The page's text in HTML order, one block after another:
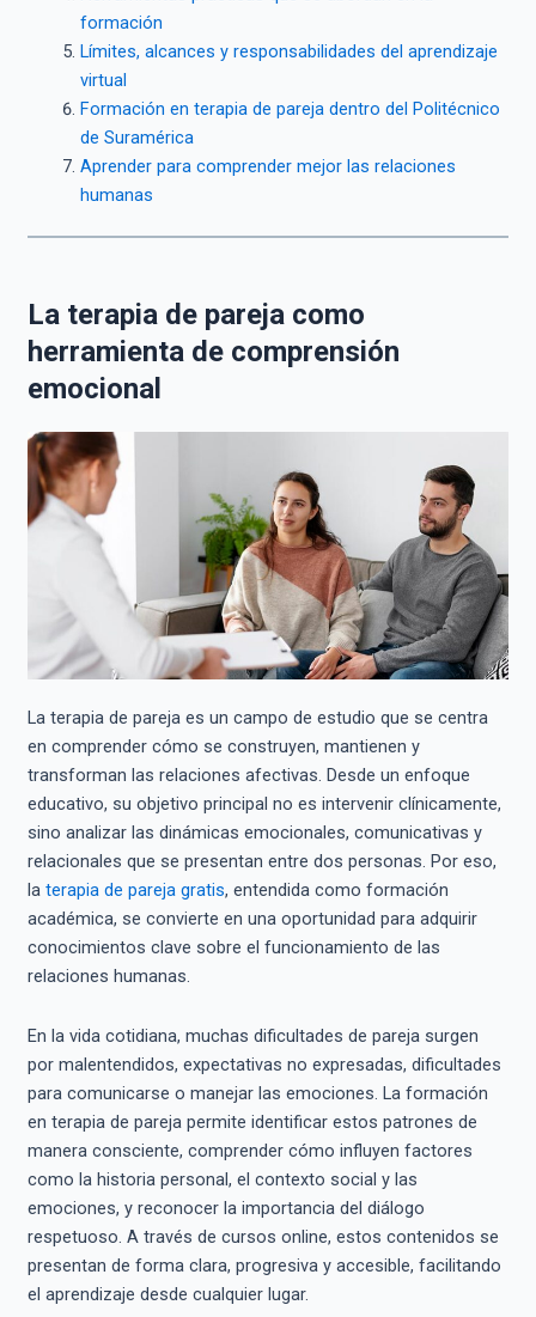
formación
Límites, alcances y responsabilidades del aprendizaje
virtual
Formación en terapia de pareja dentro del Politécnico
de Suramérica
Aprender para comprender mejor las relaciones
humanas
La terapia de pareja como
herramienta de comprensión
emocional
La terapia de pareja es un campo de estudio que se centra
en comprender cómo se construyen, mantienen y
transforman las relaciones afectivas. Desde un enfoque
educativo, su objetivo principal no es intervenir clínicamente,
sino analizar las dinámicas emocionales, comunicativas y
relacionales que se presentan entre dos personas. Por eso,
la terapia de pareja gratis, entendida como formación
académica, se convierte en una oportunidad para adquirir
conocimientos clave sobre el funcionamiento de las
relaciones humanas.
En la vida cotidiana, muchas dificultades de pareja surgen
por malentendidos, expectativas no expresadas, dificultades
para comunicarse o manejar las emociones. La formación
en terapia de pareja permite identificar estos patrones de
manera consciente, comprender cómo influyen factores
como la historia personal, el contexto social y las
emociones, y reconocer la importancia del diálogo
respetuoso. A través de cursos online, estos contenidos se
presentan de forma clara, progresiva y accesible, facilitando
el aprendizaje desde cualquier lugar.